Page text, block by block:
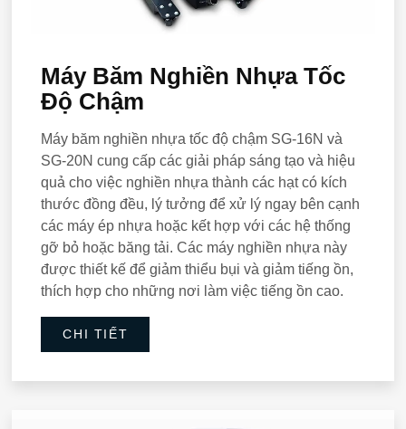
Máy Băm Nghiền Nhựa Tốc
Độ Chậm
Máy băm nghiền nhựa tốc độ chậm SG-16N và
SG-20N cung cấp các giải pháp sáng tạo và hiệu
quả cho việc nghiền nhựa thành các hạt có kích
thước đồng đều, lý tưởng để xử lý ngay bên cạnh
các máy ép nhựa hoặc kết hợp với các hệ thống
gỡ bỏ hoặc băng tải. Các máy nghiền nhựa này
được thiết kế để giảm thiểu bụi và giảm tiếng ồn,
thích hợp cho những nơi làm việc tiếng ồn cao.
CHI TIẾT